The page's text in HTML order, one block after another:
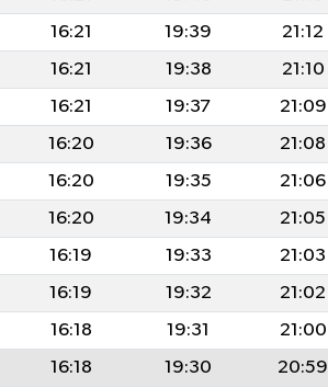
16:21 19:39
21:12
16:21 19:38
21:10
16:21 19:37
21:09
16:20 19:36
21:08
16:20 19:35
21:06
16:20 19:34
21:05
16:19 19:33
21:03
16:19 19:32
21:02
16:18 19:31
21:00
16:18 19:30
20:59